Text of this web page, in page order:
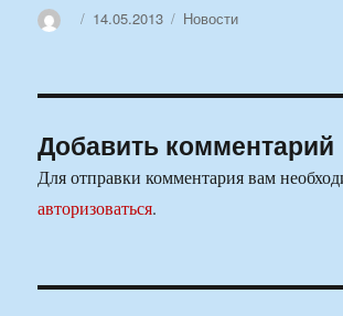
АвторОпубликовано
14.05.2013 Рубрики
Новости
Добавить комментарий
Для отправки комментария вам
авторизоваться.